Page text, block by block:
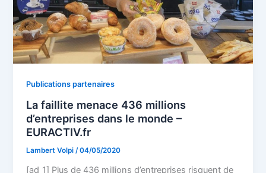
Publications partenaires
La faillite menace 436 millions
d’entreprises dans le monde –
EURACTIV.fr
Lambert Volpi /04/05/2020
[ad_1] Plus de 436 millions d’entreprises risquent de